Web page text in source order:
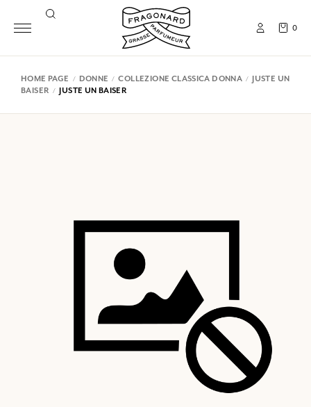
0
HOME PAGE DONNE COLLEZIONE CLASSICA DONNA
JUSTE UN
BAISER
JUSTE UN BAISER